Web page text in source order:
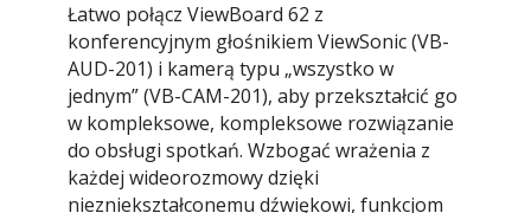
Łatwo połącz ViewBoard 62 z
konferencyjnym głośnikiem ViewSonic (VB-
AUD-201) i kamerą typu „wszystko w
jednym” (VB-CAM-201), aby przekształcić go
w kompleksowe, kompleksowe rozwiązanie
do obsługi spotkań. Wzbogać wrażenia z
każdej wideorozmowy dzięki
niezniekształconemu dźwiękowi, funkcjom